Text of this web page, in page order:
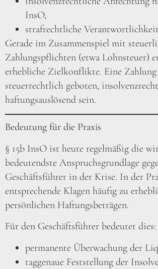
InsO,
strafrechtliche
Gerade im Zusammenspiel mit
Zahlungspflichten (etwa Lohnsteuer)
erhebliche Zielkonflikte. Eine
steuerrechtlich geboten,
haftungsauslösend sein.
Bedeutung für die Praxis
§ 15b InsO ist heute regelmäßig die
bedeutendste Anspruchsgrundlage
Geschäftsführer in der Krise. In der
entsprechende Klagen häufig zu
persönlichen Haftungsbeträgen.
Für den Geschäftsführer bedeutet dies:
permanente Überwachung der
taggenaue Feststellung der